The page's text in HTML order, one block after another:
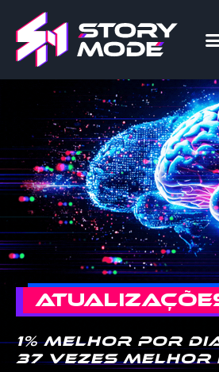
1% melhor por
37 vezes melhor